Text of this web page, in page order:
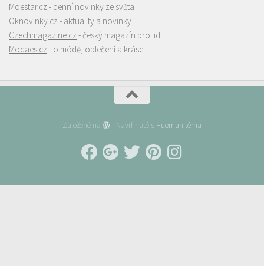
Moestar.cz - denní novinky ze světa
Oknovinky.cz - aktuality a novinky
Czechmagazine.cz - český magazín pro lidi
Modaes.cz - o módě, oblečení a kráse
Založené na - Navrhnuté s Hueman téma